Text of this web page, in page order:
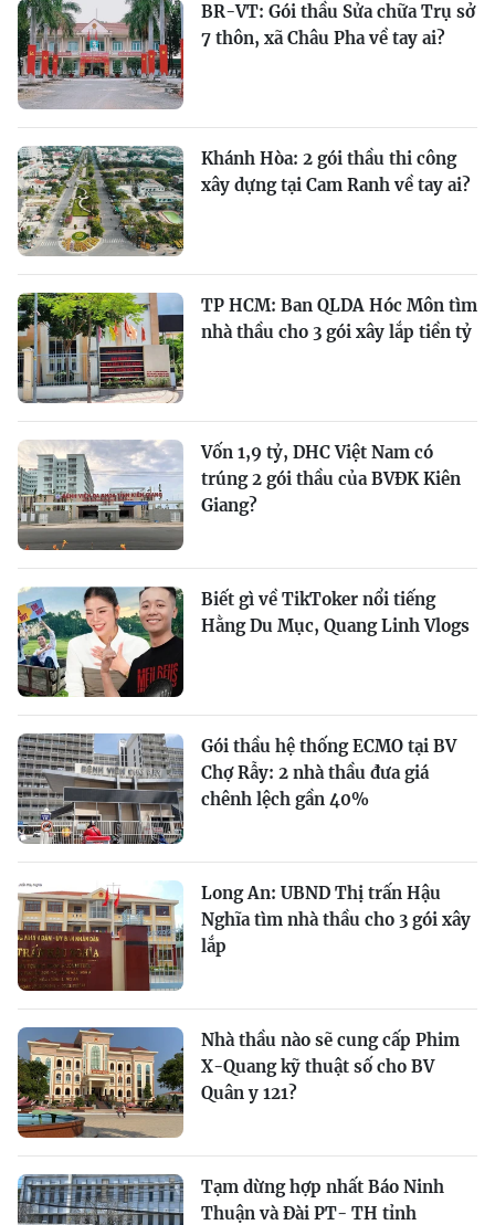
BR-VT: Gói thầu Sửa chữa Trụ sở
7 thôn, xã Châu Pha về tay ai?
Khánh Hòa: 2 gói thầu thi công
xây dựng tại Cam Ranh về tay ai?
TP HCM: Ban QLDA Hóc Môn tìm
nhà thầu cho 3 gói xây lắp tiền tỷ
Vốn 1,9 tỷ, DHC Việt Nam có
trúng 2 gói thầu của BVĐK Kiên
Giang?
Biết gì về TikToker nổi tiếng
Hằng Du Mục, Quang Linh Vlogs
Gói thầu hệ thống ECMO tại BV
Chợ Rẫy: 2 nhà thầu đưa giá
chênh lệch gần 40%
Long An: UBND Thị trấn Hậu
Nghĩa tìm nhà thầu cho 3 gói xây
lắp
Nhà thầu nào sẽ cung cấp Phim
X-Quang kỹ thuật số cho BV
Quân y 121?
Tạm dừng hợp nhất Báo Ninh
Thuận và Đài PT- TH tỉnh